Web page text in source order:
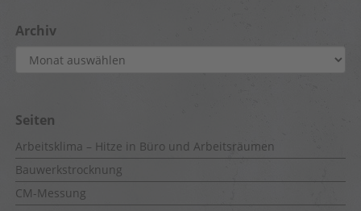
Archiv
Archiv
Seiten
Arbeitsklima – Hitze in Büro und Arbeitsräumen
Bauwerkstrocknung
CM-Messung